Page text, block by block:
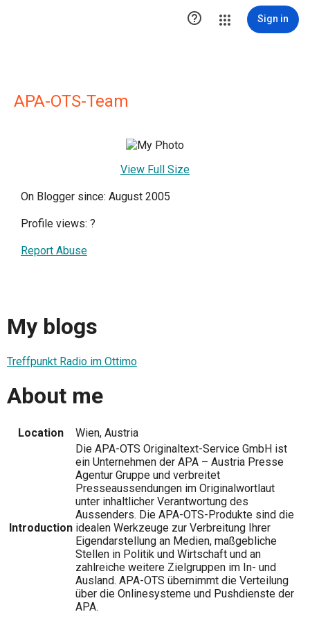
 Sign in
APA-OTS-Team
View Full Size
On Blogger since: August 2005
Profile views: ?
Report Abuse
My blogs
Treffpunkt Radio im Ottimo
About me
Location Wien, Austria
Introduction
Die APA-OTS Originaltext-Service GmbH ist
ein Unternehmen der APA – Austria Presse
Agentur Gruppe und verbreitet
Presseaussendungen im Originalwortlaut
unter inhaltlicher Verantwortung des
Aussenders. Die APA-OTS-Produkte sind die
idealen Werkzeuge zur Verbreitung Ihrer
Eigendarstellung an Medien, maßgebliche
Stellen in Politik und Wirtschaft und an
zahlreiche weitere Zielgruppen im In- und
Ausland. APA-OTS übernimmt die Verteilung
über die Onlinesysteme und Pushdienste der
APA.